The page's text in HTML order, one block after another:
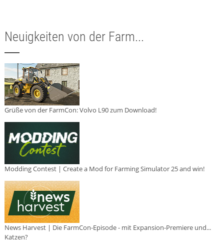
Neuigkeiten von der Farm...
Grüße von der FarmCon: Volvo L90 zum Download!
Modding Contest | Create a Mod for Farming Simulator 25 and win!
News Harvest | Die FarmCon-Episode - mit Expansion-Premiere und...
Katzen?